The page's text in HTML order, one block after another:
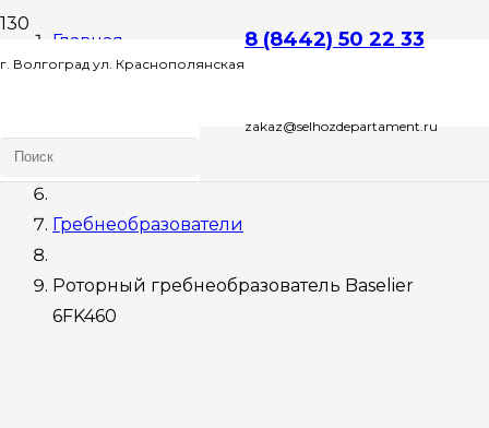
г. Волгоград ул. Краснополянская
д. 72 Л , этаж 2 офис 1
8 (8442) 50 22 33
zakaz@selhozdepartament.ru
Главная
Картофельная техника
Гребнеобразователи
Роторный гребнеобразователь Baselier
6FK460